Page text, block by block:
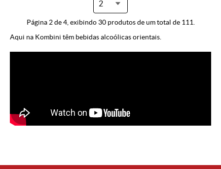
Página 2 de 4, exibindo 30 produtos de um total de 111.
Aqui na Kombini têm bebidas alcoólicas orientais.